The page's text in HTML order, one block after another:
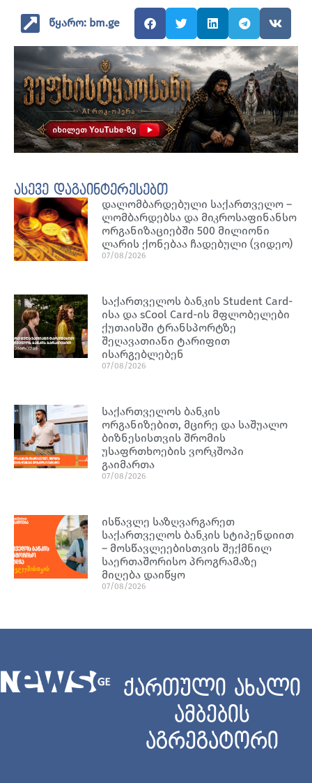
წყარო: bm.ge
ასევე დაგაინტერესებთ
დალომბარდებული საქართველო –
ლომბარდებსა და მიკროსაფინანსო
ორგანიზაციებში 500 მილიონი
ლარის ქონებაა ჩადებული (ვიდეო)
07/08/2026
საქართველოს ბანკის Student Card-
ისა და sCool Card-ის მფლობელები
ქუთაისში ტრანსპორტზე
შეღავათიანი ტარიფით
ისარგებლებენ
07/08/2026
საქართველოს ბანკის
ორგანიზებით, მცირე და საშუალო
ბიზნესისთვის შრომის
უსაფრთხოების ვორკშოპი
გაიმართა
07/08/2026
ისწავლე საზღვარგარეთ
საქართველოს ბანკის სტიპენდიით
– მოსწავლეებისთვის შექმნილ
საერთაშორისო პროგრამაზე
მიღება დაიწყო
07/08/2026
ქართული ახალი
ამბების
აგრეგატორი